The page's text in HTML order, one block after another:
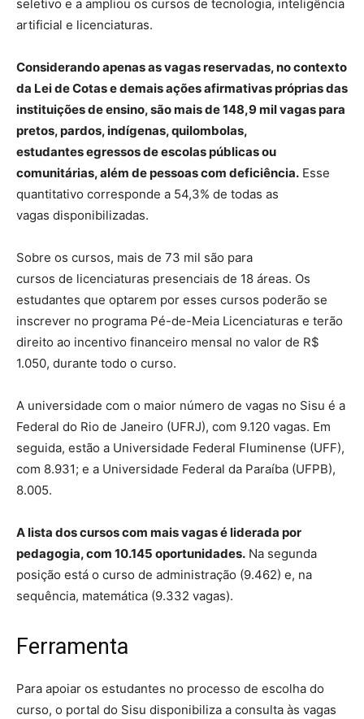
seletivo e a ampliou os cursos de tecnologia, inteligência
artificial e licenciaturas.
Considerando apenas as vagas reservadas, no contexto
da Lei de Cotas e demais ações afirmativas próprias das
instituições de ensino, são mais de 148,9 mil vagas para
pretos, pardos, indígenas, quilombolas,
estudantes egressos de escolas públicas ou
comunitárias, além de pessoas com deficiência. Esse
quantitativo corresponde a 54,3% de todas as
vagas disponibilizadas.
Sobre os cursos, mais de 73 mil são para
cursos de licenciaturas presenciais de 18 áreas. Os
estudantes que optarem por esses cursos poderão se
inscrever no programa Pé-de-Meia Licenciaturas e terão
direito ao incentivo financeiro mensal no valor de R$
1.050, durante todo o curso.
A universidade com o maior número de vagas no Sisu é a
Federal do Rio de Janeiro (UFRJ), com 9.120 vagas. Em
seguida, estão a Universidade Federal Fluminense (UFF),
com 8.931; e a Universidade Federal da Paraíba (UFPB),
8.005.
A lista dos cursos com mais vagas é liderada por
pedagogia, com 10.145 oportunidades. Na segunda
posição está o curso de administração (9.462) e, na
sequência, matemática (9.332 vagas).
Ferramenta
Para apoiar os estudantes no processo de escolha do
curso, o portal do Sisu disponibiliza a consulta às vagas